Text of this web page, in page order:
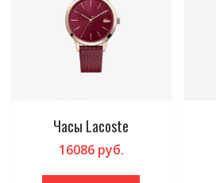
Часы Lacoste
16086руб.